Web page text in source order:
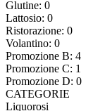
Glutine: 0
Lattosio: 0
Ristorazione: 0
Volantino: 0
Promozione B: 4
Promozione C: 1
Promozione D: 0
CATEGORIE
Liquorosi